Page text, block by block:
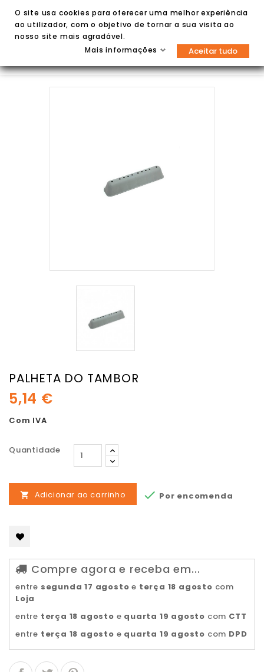

PALHETA DO TAMBOR
5,14 €
Com IVA
Quantidade
 Adicionar ao carrinho  Por encomenda
Compre agora e receba em...
entre segunda 17 agosto e terça 18 agosto com
Loja
entre terça 18 agosto e quarta 19 agosto com CTT
entre terça 18 agosto e quarta 19 agosto com DPD
O site usa cookies para oferecer uma melhor experiência
ao utilizador, com o objetivo de tornar a sua visita ao
nosso site mais agradável.
Mais informações
Aceitar tudo